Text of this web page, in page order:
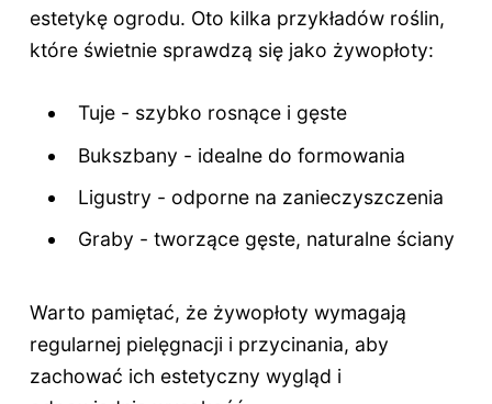
estetykę ogrodu. Oto kilka przykładów roślin,
które świetnie sprawdzą się jako żywopłoty:
Tuje - szybko rosnące i gęste
Bukszbany - idealne do formowania
Ligustry - odporne na zanieczyszczenia
Graby - tworzące gęste, naturalne ściany
Warto pamiętać, że żywopłoty wymagają
regularnej pielęgnacji i przycinania, aby
zachować ich estetyczny wygląd i